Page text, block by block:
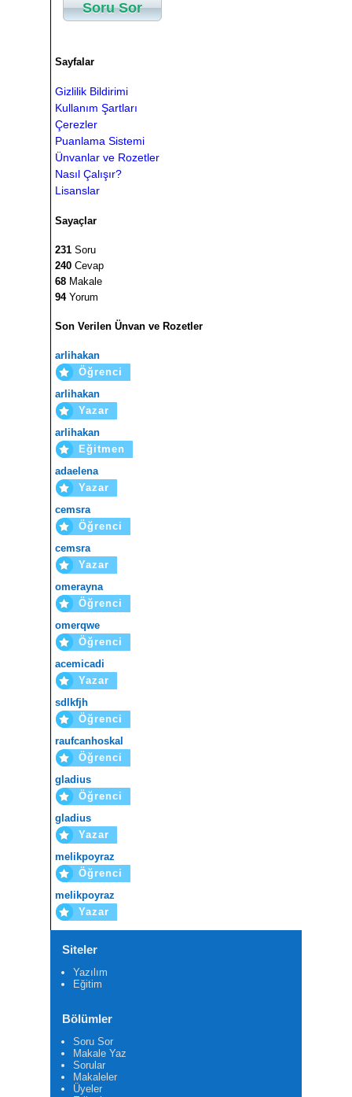
Soru Sor
Sayfalar
Gizlilik Bildirimi
Kullanım Şartları
Çerezler
Puanlama Sistemi
Ünvanlar ve Rozetler
Nasıl Çalışır?
Lisanslar
Sayaçlar
231 Soru
240 Cevap
68 Makale
94Yorum
Son Verilen Ünvan ve Rozetler
arlihakan
Öğrenci
arlihakan
Yazar
arlihakan
Eğitmen
adaelena
Yazar
cemsra
Öğrenci
cemsra
Yazar
omerayna
Öğrenci
omerqwe
Öğrenci
acemicadi
Yazar
sdlkfjh
Öğrenci
raufcanhoskal
Öğrenci
gladius
Öğrenci
gladius
Yazar
melikpoyraz
Öğrenci
melikpoyraz
Yazar
Siteler
Yazılım
Eğitim
Bölümler
Soru Sor
Makale Yaz
Sorular
Makaleler
Üyeler